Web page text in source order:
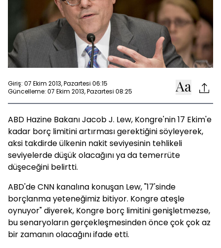
Giriş: 07 Ekim 2013, Pazartesi 06:15
Güncelleme: 07 Ekim 2013, Pazartesi 08:25
ABD Hazine Bakanı Jacob J. Lew, Kongre'nin 17 Ekim'e
kadar borç limitini artırması gerektiğini söyleyerek,
aksi takdirde ülkenin nakit seviyesinin tehlikeli
seviyelerde düşük olacağını ya da temerrüte
düşeceğini belirtti.
ABD'de CNN kanalına konuşan Lew, "17'sinde
borçlanma yeteneğimiz bitiyor. Kongre ateşle
oynuyor" diyerek, Kongre borç limitini genişletmezse,
bu senaryoların gerçekleşmesinden önce çok çok az
bir zamanın olacağını ifade etti.